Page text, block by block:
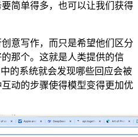
简单得多，也可以让我们获得
写作，而只是希望他们区分
那个。这就是人类提供的信
的系统就会发现哪些回应会被
动的步骤使得模型变得更加优